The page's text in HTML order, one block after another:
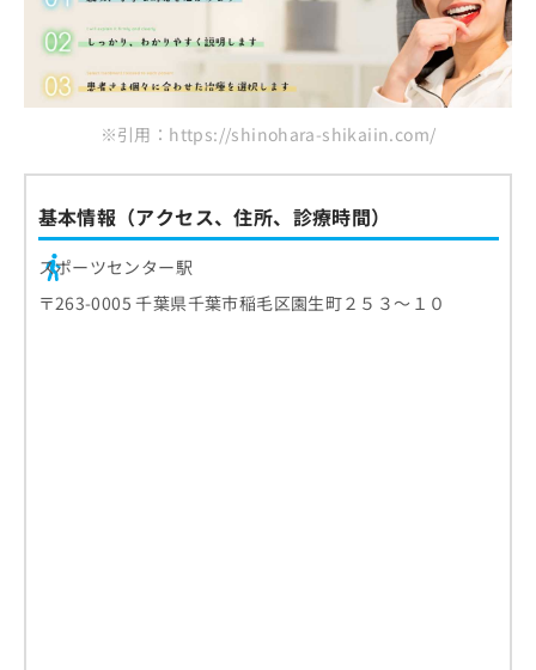
※引用：https://shinohara-shikaiin.com/
基本情報（アクセス、住所、診療時間）
スポーツセンター駅
〒263-0005 千葉県千葉市稲毛区園生町２５３～１０